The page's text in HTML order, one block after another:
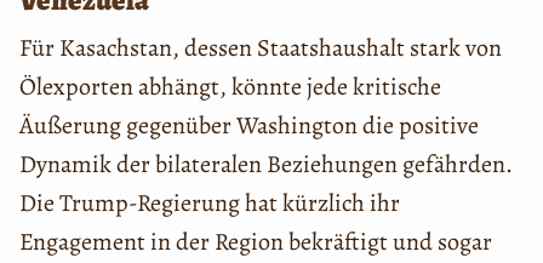
Für Kasachstan, dessen Staatshaushalt stark von
Ölexporten abhängt, könnte jede kritische
Äußerung gegenüber Washington die positive
Dynamik der bilateralen Beziehungen gefährden.
Die Trump-Regierung hat kürzlich ihr
Engagement in der Region bekräftigt und sogar